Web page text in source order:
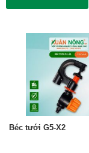
Béc tưới G5-X2